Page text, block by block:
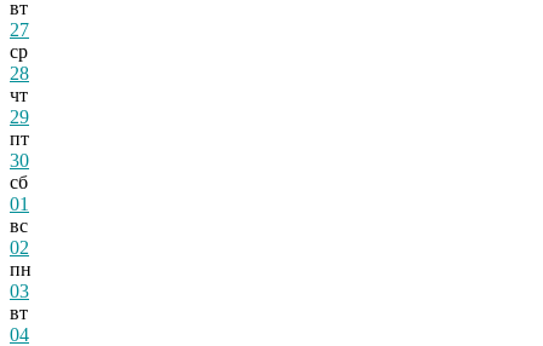
вт
27
ср
28
чт
29
пт
30
сб
01
вс
02
пн
03
вт
04